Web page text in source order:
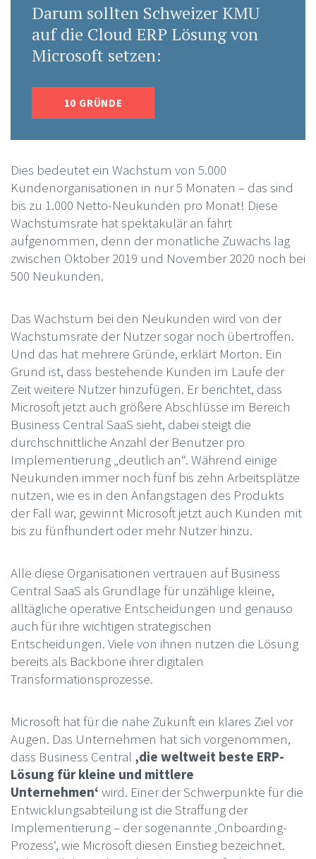
Darum sollten Schweizer KMU
auf die Cloud ERP Lösung von
Microsoft setzen:
10 GRÜNDE
Dies bedeutet ein Wachstum von 5.000
Kundenorganisationen in nur 5 Monaten – das sind
bis zu 1.000 Netto-Neukunden pro Monat! Diese
Wachstumsrate hat spektakulär an fahrt
aufgenommen, denn der monatliche Zuwachs lag
zwischen Oktober 2019 und November 2020 noch bei
500 Neukunden.
Das Wachstum bei den Neukunden wird von der
Wachstumsrate der Nutzer sogar noch übertroffen.
Und das hat mehrere Gründe, erklärt Morton. Ein
Grund ist, dass bestehende Kunden im Laufe der
Zeit weitere Nutzer hinzufügen. Er berichtet, dass
Microsoft jetzt auch größere Abschlüsse im Bereich
Business Central SaaS sieht, dabei steigt die
durchschnittliche Anzahl der Benutzer pro
Implementierung „deutlich an“. Während einige
Neukunden immer noch fünf bis zehn Arbeitsplätze
nutzen, wie es in den Anfangstagen des Produkts
der Fall war, gewinnt Microsoft jetzt auch Kunden mit
bis zu fünfhundert oder mehr Nutzer hinzu.
Alle diese Organisationen vertrauen auf Business
Central SaaS als Grundlage für unzählige kleine,
alltägliche operative Entscheidungen und genauso
auch für ihre wichtigen strategischen
Entscheidungen. Viele von ihnen nutzen die Lösung
bereits als Backbone ihrer digitalen
Transformationsprozesse.
Microsoft hat für die nahe Zukunft ein klares Ziel vor
Augen. Das Unternehmen hat sich vorgenommen,
dass Business Central ‚die weltweit beste ERP-
Lösung für kleine und mittlere
Unternehmen‘ wird. Einer der Schwerpunkte für die
Entwicklungsabteilung ist die Straffung der
Implementierung – der sogenannte ‚Onboarding-
Prozess‘, wie Microsoft diesen Einstieg bezeichnet.